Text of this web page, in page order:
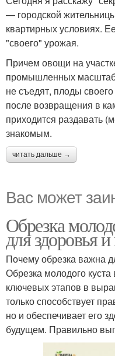
— городской
квартирных условиях.
"своего" урожая.
Причем овощи на
промышленных
не съедят, плоды
после возвращения в
приходится раздавать
знакомым.
читать дальше →
Вас может
Обрезка
для здоровья
Почему обрезка важна
Обрезка молодого
ключевых этапов в
только способствует
но и обеспечивает его
будущем. Правильно